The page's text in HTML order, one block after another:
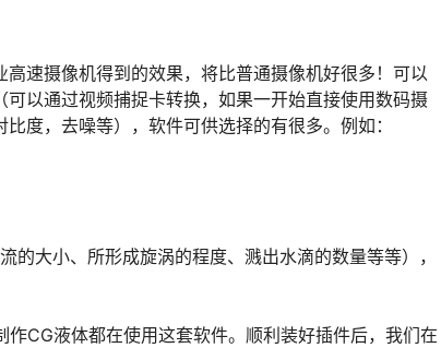
速摄像机得到的效果，将比普通摄像机好很多！可以
以通过视频捕捉卡转换，如果一开始直接使用数码摄
度，去噪等），软件可供选择的有很多。例如：
大小、所形成旋涡的程度、溅出水滴的数量等等），
CG液体都在使用这套软件。顺利装好插件后，我们在